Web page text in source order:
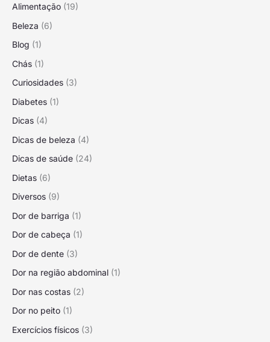
Alimentação (19)
Beleza (6)
Blog (1)
Chás (1)
Curiosidades (3)
Diabetes (1)
Dicas (4)
Dicas de beleza (4)
Dicas de saúde (24)
Dietas (6)
Diversos (9)
Dor de barriga (1)
Dor de cabeça (1)
Dor de dente (3)
Dor na região abdominal (1)
Dor nas costas (2)
Dor no peito (1)
Exercícios físicos (3)